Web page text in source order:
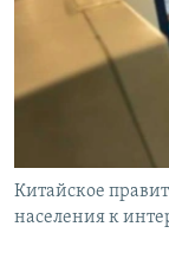
СОЦИАЛЬНЫЕ СЕТИ
Китайское
населения к